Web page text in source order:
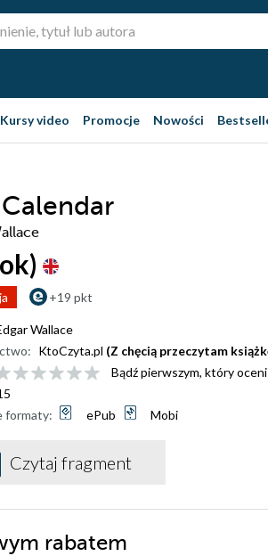
Kursy video Promocje Nowości
+19 pkt
Wallace
KtoCzyta.pl (Z chęcią przeczytam
Bądź pierwszym, który
formaty:
ePub Mobi
Czytaj fragment
rabatem